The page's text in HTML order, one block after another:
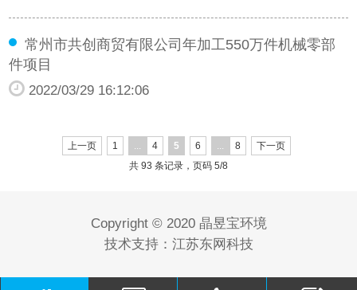
常州市共创商贸有限公司年加工550万件机械零部
件项目
2022/03/29 16:12:06
上一页 1 ... 4 5 6 ... 8
下一页
共 93 条记录，页码 5/8
Copyright © 2020 晶昱宝环境
技术支持：江苏东网科技